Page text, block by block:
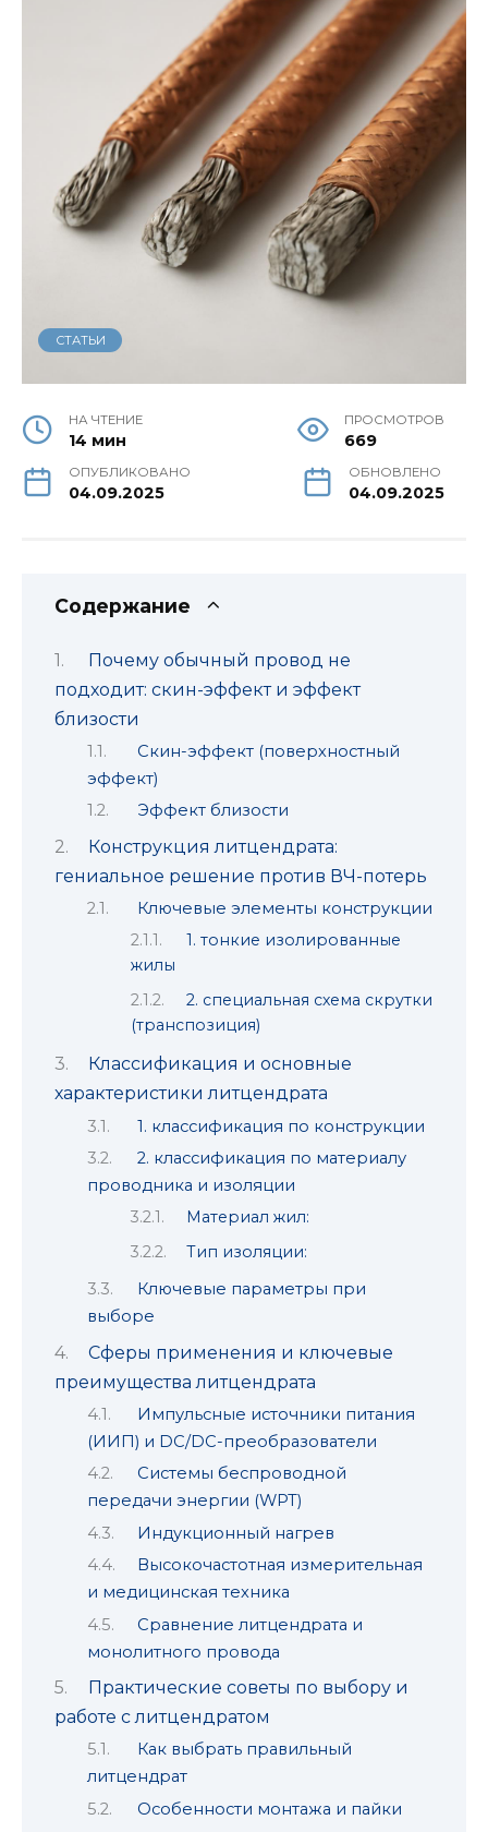
СТАТЬИ
НА ЧТЕНИЕ
14 мин
ПРОСМОТРОВ
669
ОПУБЛИКОВАНО
04.09.2025
ОБНОВЛЕНО
04.09.2025
Содержание
Почему обычный провод не
подходит: скин-эффект и эффект
близости
Скин-эффект (поверхностный
эффект)
Эффект близости
Конструкция литцендрата:
гениальное решение против ВЧ-потерь
Ключевые элементы конструкции
1. тонкие изолированные
жилы
2. специальная схема скрутки
(транспозиция)
Классификация и основные
характеристики литцендрата
1. классификация по конструкции
2. классификация по материалу
проводника и изоляции
Материал жил:
Тип изоляции:
Ключевые параметры при
выборе
Сферы применения и ключевые
преимущества литцендрата
Импульсные источники питания
(ИИП) и DC/DC-преобразователи
Системы беспроводной
передачи энергии (WPT)
Индукционный нагрев
Высокочастотная измерительная
и медицинская техника
Сравнение литцендрата и
монолитного провода
Практические советы по выбору и
работе с литцендратом
Как выбрать правильный
литцендрат
Особенности монтажа и пайки